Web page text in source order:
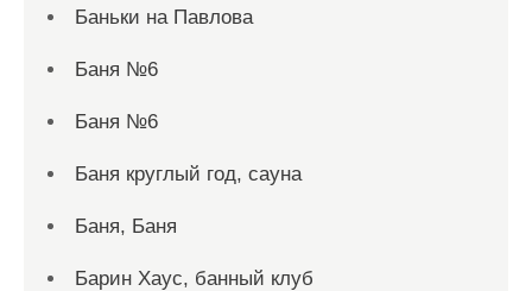
Баньки на Павлова
Баня №6
Баня №6
Баня круглый год, сауна
Баня, Баня
Барин Хаус, банный клуб